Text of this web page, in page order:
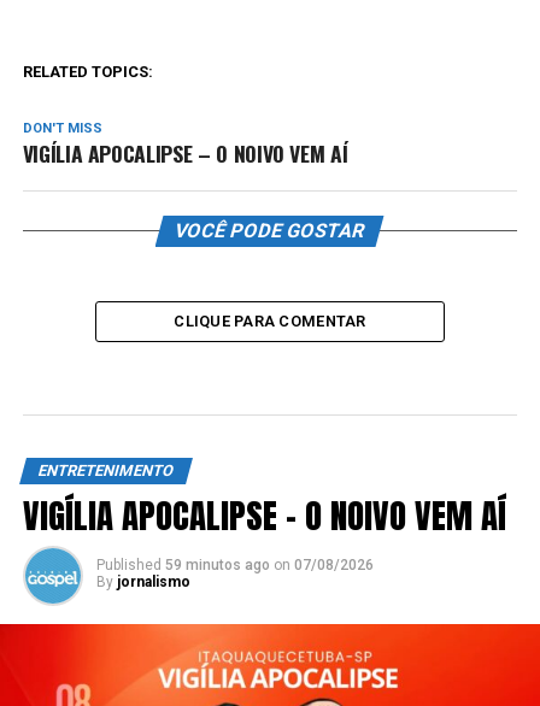
RELATED TOPICS:
DON'T MISS
VIGÍLIA APOCALIPSE – O NOIVO VEM AÍ
VOCÊ PODE GOSTAR
CLIQUE PARA COMENTAR
ENTRETENIMENTO
VIGÍLIA APOCALIPSE – O NOIVO VEM AÍ
Published 59 minutos ago on 07/08/2026
By jornalismo